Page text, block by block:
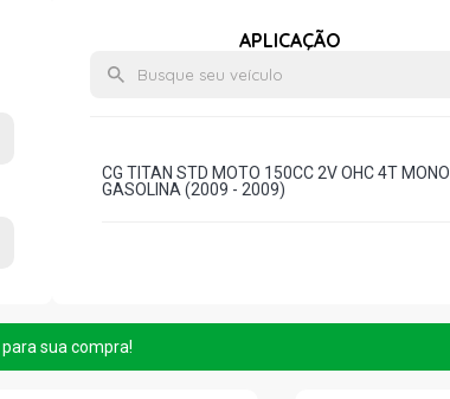
APLICAÇÃO
CG TITAN STD MOTO 150CC 2V OHC 4T MONO
GASOLINA (2009 - 2009)
para sua compra!